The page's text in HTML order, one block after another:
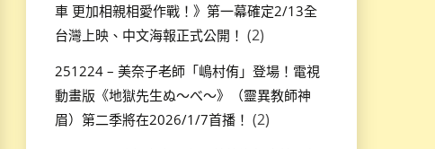
車 更加相親相愛作戰！》第一幕確定2/13全
台灣上映、中文海報正式公開！ (2)
251224 – 美奈子老師「嶋村侑」登場！電視
動畫版《地獄先生ぬ～べ～》（靈異教師神
眉）第二季將在2026/1/7首播！ (2)